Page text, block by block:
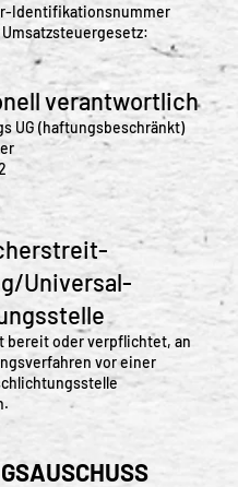
Identifikationsnummer
Umsatzsteuergesetz:
verantwortlich
UG (haftungsbeschränkt)
Universal­
bereit oder verpflichtet, an
vor einer